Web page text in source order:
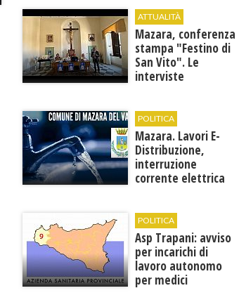
ATTUALITÀ
Mazara, conferenza
stampa "Festino di
San Vito". Le
interviste
POLITICA
Mazara. Lavori E-
Distribuzione,
interruzione
corrente elettrica
POLITICA
Asp Trapani: avviso
per incarichi di
lavoro autonomo
per medici